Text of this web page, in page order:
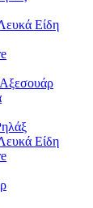
Είδη
Είδη